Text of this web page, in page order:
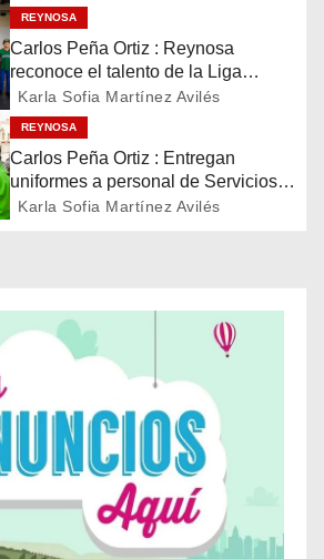
REYNOSA
Carlos Peña Ortiz : Reynosa
reconoce el talento de la Liga
Treviño Kelly, subcampeona
latinoamericana
Karla Sofia Martínez Avilés
REYNOSA
Carlos Peña Ortiz : Entregan
uniformes a personal de Servicios
Públicos de Reynosa
Karla Sofia Martínez Avilés